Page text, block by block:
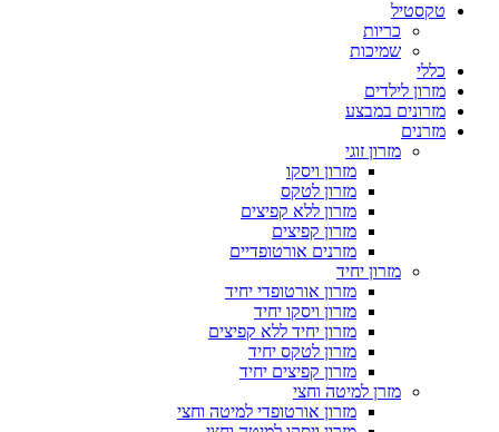
טקסטיל
כריות
שמיכות
כללי
מזרון לילדים
מזרונים במבצע
מזרנים
מזרון זוגי
מזרון ויסקו
מזרון לטקס
מזרון ללא קפיצים
מזרון קפיצים
מזרנים אורטופדיים
מזרון יחיד
מזרון אורטופדי יחיד
מזרון ויסקו יחיד
מזרון יחיד ללא קפיצים
מזרון לטקס יחיד
מזרון קפיצים יחיד
מזרן למיטה וחצי
מזרון אורטופדי למיטה וחצי